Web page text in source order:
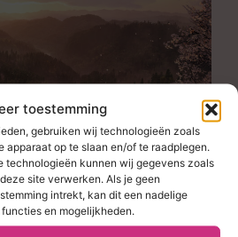
toestemming
gebruiken wij technologieën zoals
apparaat op te slaan en/of te raadplegen.
technologieën kunnen wij gegevens zoals
site verwerken. Als je geen
intrekt, kan dit een nadelige
en mogelijkheden.
zo graag naar Japan?